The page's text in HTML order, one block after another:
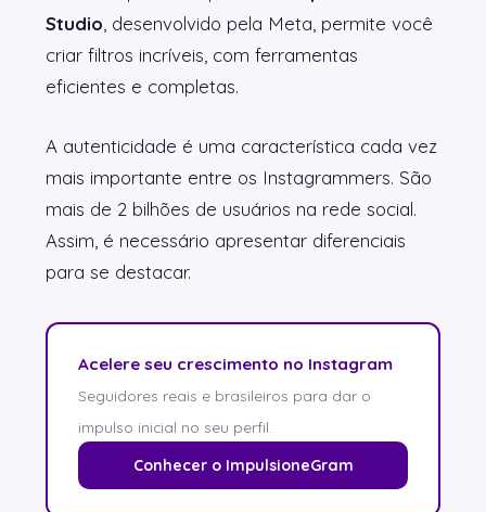
Studio, desenvolvido pela Meta, permite você
criar filtros incríveis, com ferramentas
eficientes e completas.
A autenticidade é uma característica cada vez
mais importante entre os Instagrammers. São
mais de 2 bilhões de usuários na rede social.
Assim, é necessário apresentar diferenciais
para se destacar.
Acelere seu crescimento no Instagram
Seguidores reais e brasileiros para dar o
impulso inicial no seu perfil.
Conhecer o ImpulsioneGram